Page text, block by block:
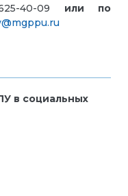
40-09 или по
в социальных